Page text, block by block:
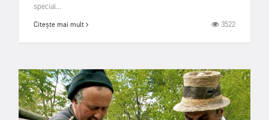
special...
Citește mai mult 3522